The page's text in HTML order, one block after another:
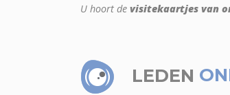
U hoort de visitekaartjes van
LEDEN